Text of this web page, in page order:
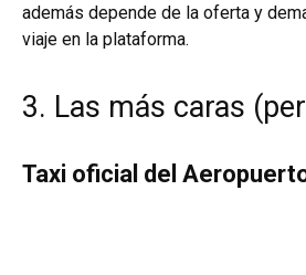
además depende de la oferta y
viaje en la plataforma.
3. Las más caras
Taxi oficial del